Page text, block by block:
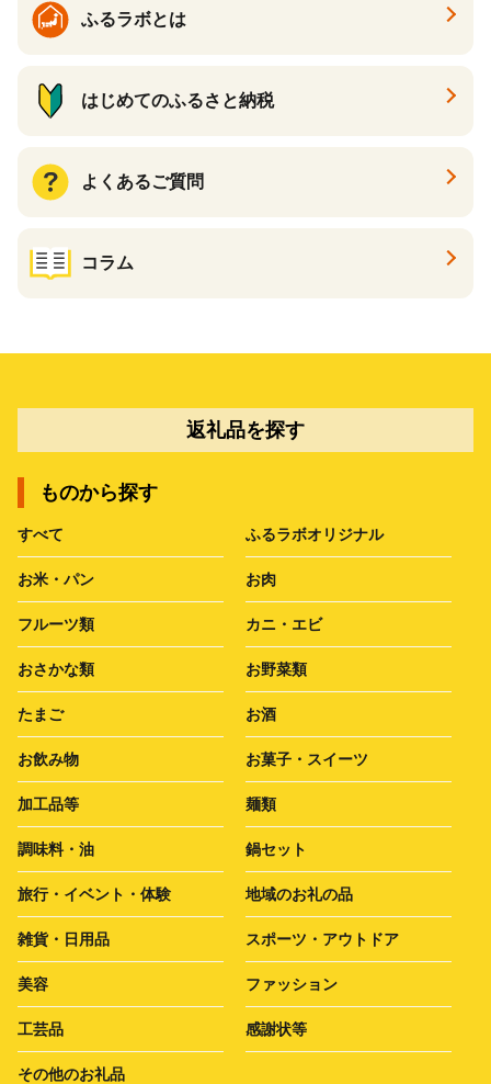
ふるラボとは
はじめてのふるさと納税
よくあるご質問
コラム
返礼品を探す
ものから探す
すべて ふるラボオリジナル
お米・パン お肉
フルーツ類 カニ・エビ
おさかな類 お野菜類
たまご お酒
お飲み物 お菓子・スイーツ
加工品等 麺類
調味料・油 鍋セット
旅行・イベント・体験 地域のお礼の品
雑貨・日用品 スポーツ・アウトドア
美容 ファッション
工芸品 感謝状等
その他のお礼品